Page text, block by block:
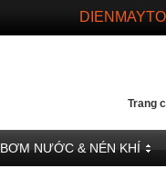
WEBSITE
Trang
BƠM NƯỚC & NÉN KHÍ